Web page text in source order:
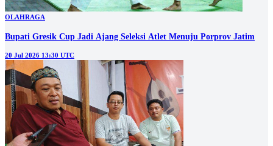
OLAHRAGA
Bupati Gresik Cup Jadi Ajang Seleksi Atlet Menuju Porprov Jatim
20 Jul 2026 13:30 UTC